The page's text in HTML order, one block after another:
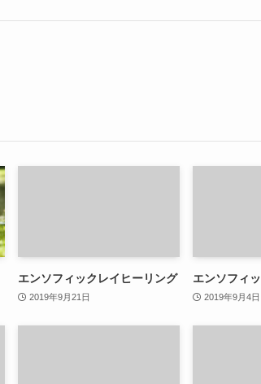
エンソフィックレイヒーリング
2019年9月21日
エンソフィ
2019年9月4日